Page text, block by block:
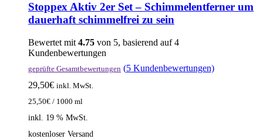
Stoppex Aktiv 2er Set – Schimmelentferner um
dauerhaft schimmelfrei zu sein
Bewertet mit 4.75 von 5, basierend auf4
Kundenbewertungen
geprüfte Gesamtbewertungen (5 Kundenbewertungen)
29,50€ inkl. MwSt.
25,50€ / 1000 ml
inkl. 19 % MwSt.
kostenloser Versand